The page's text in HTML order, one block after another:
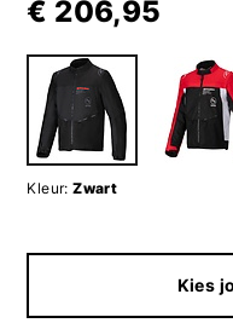
€ 206,95
Kleur: Zwart
Kies